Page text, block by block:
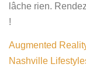
lâche rien.
!
Augmented
Nashville